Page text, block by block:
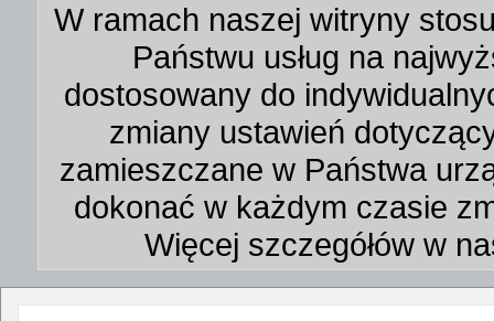
W ramach naszej witryny
Państwu usług na
dostosowany do
zmiany ustawień
zamieszczane w Państwa
dokonać w każdym czasie
Więcej szczegółów w